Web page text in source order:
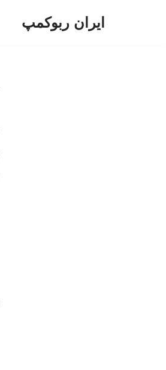
ایران ربوکمپ